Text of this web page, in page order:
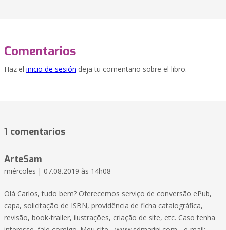
Comentarios
Haz el inicio de sesión deja tu comentario sobre el libro.
1 comentarios
ArteSam
miércoles | 07.08.2019 às 14h08
Olá Carlos, tudo bem? Oferecemos serviço de conversão ePub,
capa, solicitação de ISBN, providência de ficha catalográfica,
revisão, book-trailer, ilustrações, criação de site, etc. Caso tenha